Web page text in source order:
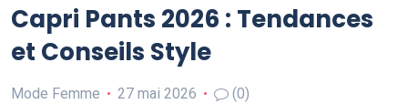
Capri Pants 2026 : Tendances
et Conseils Style
Mode Femme 27 mai 2026 (0)